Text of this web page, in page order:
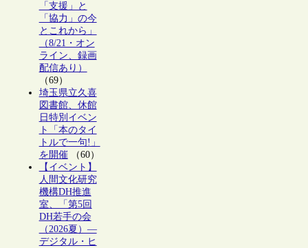
「支援」と
「協力」の今
とこれから」
（8/21・オン
ライン、録画
配信あり）
（69）
埼玉県立久喜
図書館、休館
日特別イベン
ト「本のタイ
トルで一句!」
を開催（60）
【イベント】
人間文化研究
機構DH推進
室、「第5回
DH若手の会
（2026夏）―
デジタル・ヒ